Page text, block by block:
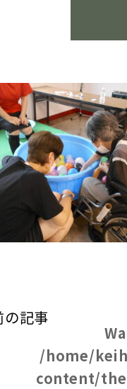
の記事
/home/
content/